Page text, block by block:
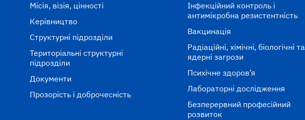
Місія, візія, цінності
Керівництво
Структурні підрозділи
Територіальні структурні
підрозділи
Документи
Прозорість і доброчесність
Інфекційний контроль і
антимікробна резистентність
Вакцинація
Радіаційні, хімічні, біологічні та
ядерні загрози
Психічне здоров’я
Лабораторні дослідження
Безперервний професійний
розвиток